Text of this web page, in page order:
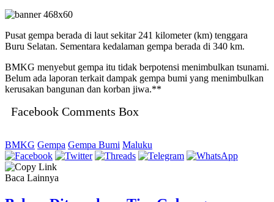
Pusat gempa berada di laut sekitar 241 kilometer (km) tenggara
Buru Selatan. Sementara kedalaman gempa berada di 340 km.
BMKG menyebut gempa itu tidak berpotensi menimbulkan tsunami.
Belum ada laporan terkait dampak gempa bumi yang menimbulkan
kerusakan bangunan dan korban jiwa.**
Facebook Comments Box
BMKG Gempa Gempa Bumi Maluku
Baca Lainnya